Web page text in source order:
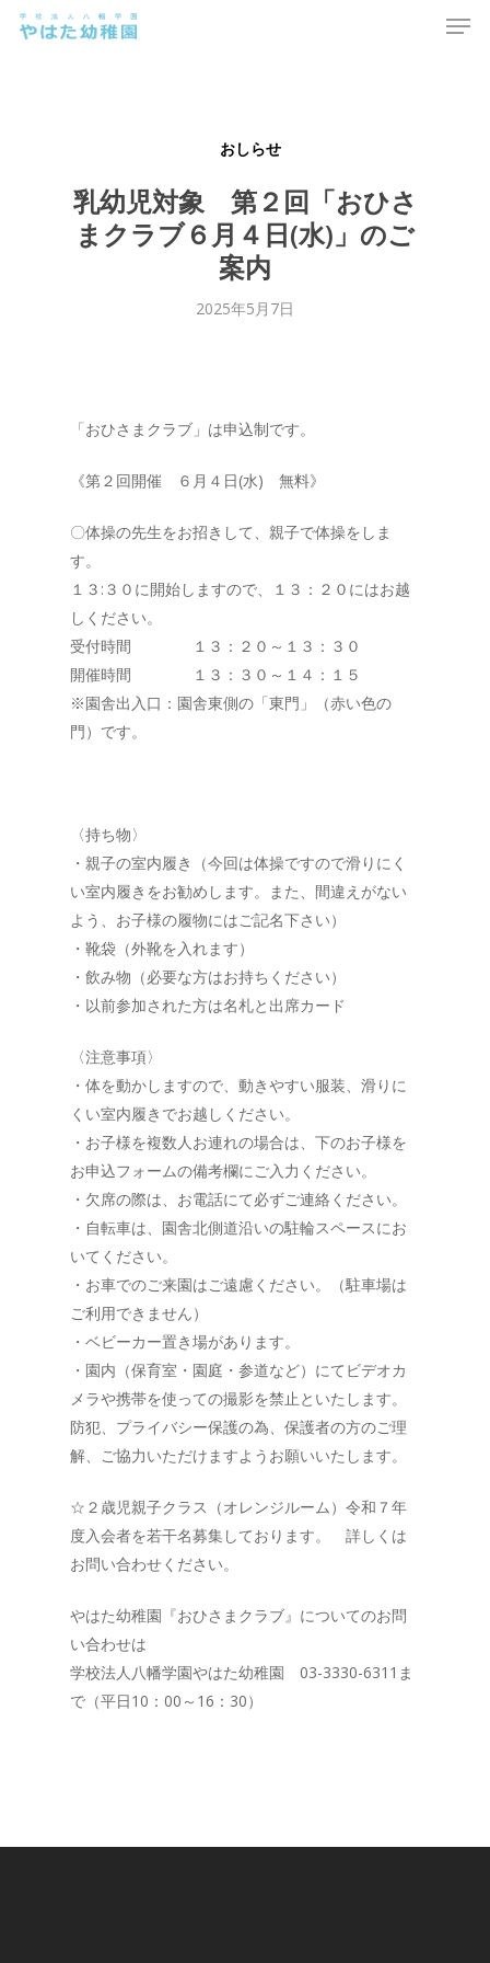
Skip
おしらせ
乳幼児対象 第２回「おひさ
まクラブ６月４日(水)」のご
案内
2025年5月7日
「おひさまクラブ」は申込制です。
《第２回開催 ６月４日(水) 無料》
〇体操の先生をお招きして、親子で体操をしま
す。
１３:３０に開始しますので、１３：２０にはお越
しください。
受付時間 １３：２０～１３：３０
開催時間 １３：３０～１４：１５
※園舎出入口：園舎東側の「東門」（赤い色の
門）です。
〈持ち物〉
・親子の室内履き（今回は体操ですので滑りにく
い室内履きをお勧めします。また、間違えがない
よう、お子様の履物にはご記名下さい）
・靴袋（外靴を入れます）
・飲み物（必要な方はお持ちください）
・以前参加された方は名札と出席カード
〈注意事項〉
・体を動かしますので、動きやすい服装、滑りに
くい室内履きでお越しください。
・お子様を複数人お連れの場合は、下のお子様を
お申込フォームの備考欄にご入力ください。
・欠席の際は、お電話にて必ずご連絡ください。
・自転車は、園舎北側道沿いの駐輪スペースにお
いてください。
・お車でのご来園はご遠慮ください。（駐車場は
ご利用できません）
・ベビーカー置き場があります。
・園内（保育室・園庭・参道など）にてビデオカ
メラや携帯を使っての撮影を禁止といたします。
防犯、プライバシー保護の為、保護者の方のご理
解、ご協力いただけますようお願いいたします。
☆２歳児親子クラス（オレンジルーム）令和７年
度入会者を若干名募集しております。 詳しくは
お問い合わせください。
やはた幼稚園『おひさまクラブ』についてのお問
い合わせは
学校法人八幡学園やはた幼稚園 03-3330-6311ま
で（平日10：00～16：30）